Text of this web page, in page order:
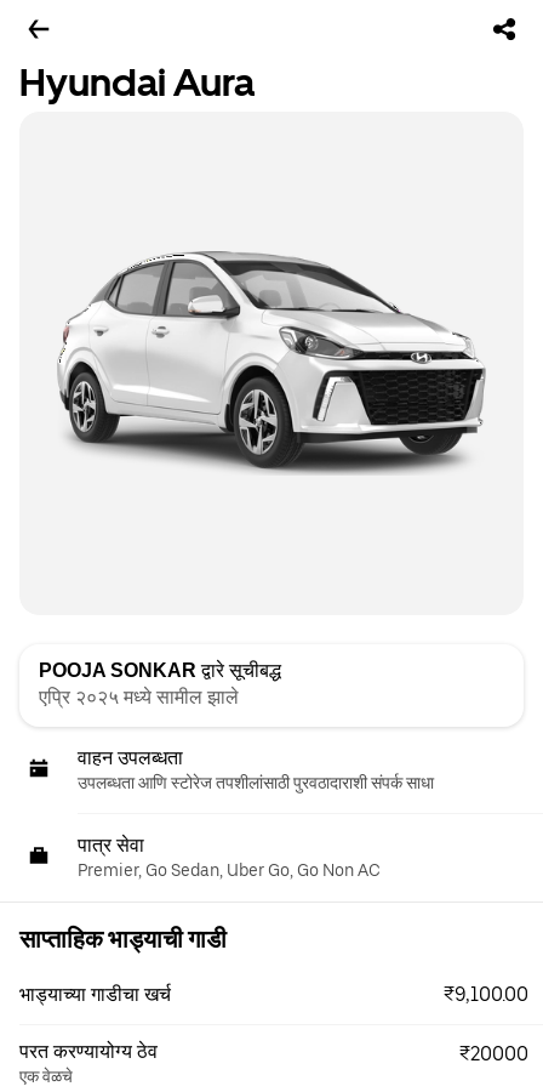
Hyundai Aura
POOJA SONKAR द्वारे सूचीबद्ध
एप्रि २०२५ मध्ये सामील झाले
वाहन उपलब्धता
उपलब्धता आणि स्टोरेज तपशीलांसाठी पुरवठादाराशी संपर्क साधा
पात्र सेवा
Premier, Go Sedan, Uber Go, Go Non AC
साप्ताहिक भाड्याची गाडी
भाड्याच्या गाडीचा खर्च ₹9,100.00
परत करण्यायोग्य ठेव
एक वेळचे
₹20000